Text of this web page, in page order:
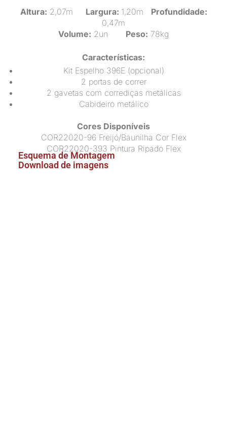
Altura: 2,07m Largura: 1,20m Profundidade:
0,47m
Volume: 2un Peso: 78kg
Características:
Kit Espelho 396E (opcional)
2 portas de correr
2 gavetas com corrediças metálicas
Cabideiro metálico
Cores Disponíveis
COR22020-96 Freijó/Baunilha Cor Flex
COR22020-393 Pintura Ripado Flex
Esquema de Montagem
Download de imagens